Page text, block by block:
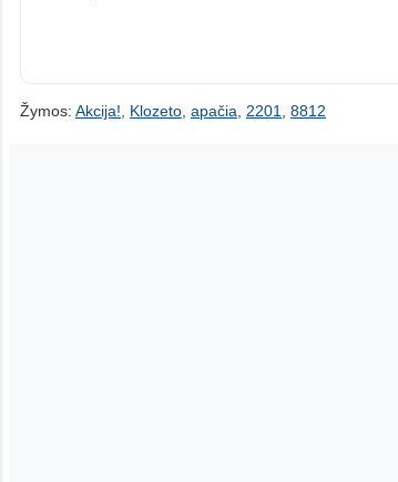
Žymos: Akcija! Klozeto apačia 2201 8812